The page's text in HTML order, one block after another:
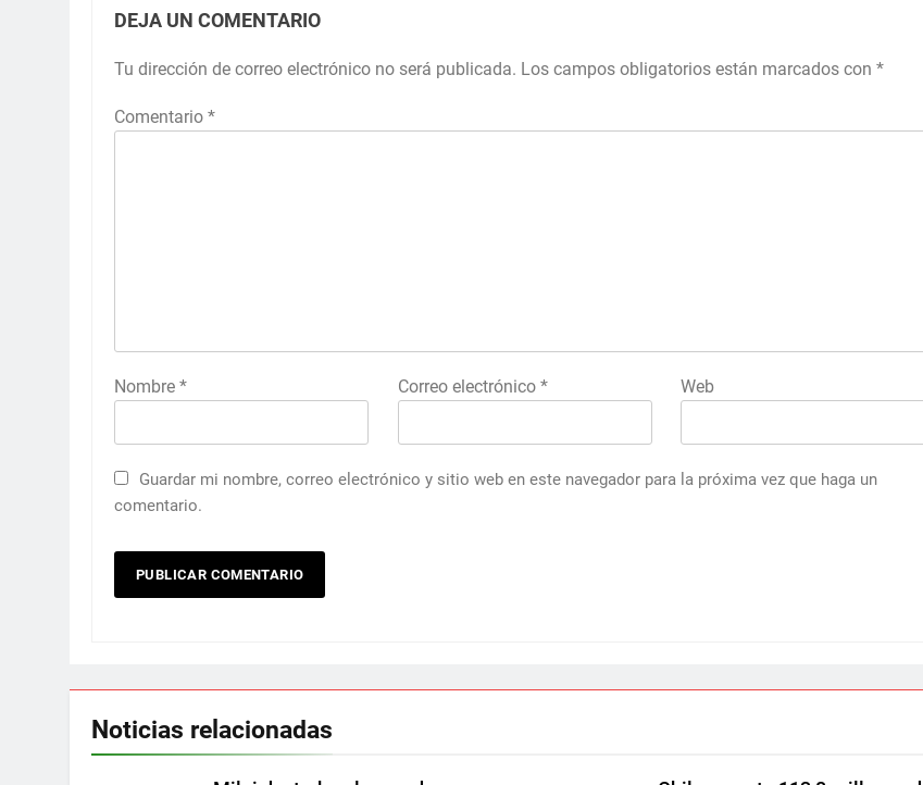
DEJA UN COMENTARIO
Tu dirección de correo electrónico no será publicada. Los campos obligatorios están marcados con *
Comentario *
Nombre * Correo electrónico * Web
Guardar mi nombre, correo electrónico y sitio web en este navegador para la próxima vez que haga un
comentario.
Noticias relacionadas